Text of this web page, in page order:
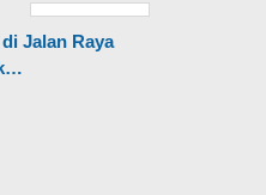
Jalan Raya